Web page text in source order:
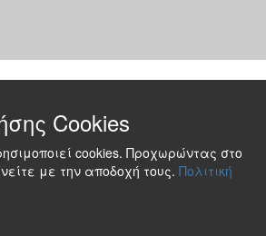
Cookies
cookies. Προχωρώντας στο
με την αποδοχή τους. Πολιτική